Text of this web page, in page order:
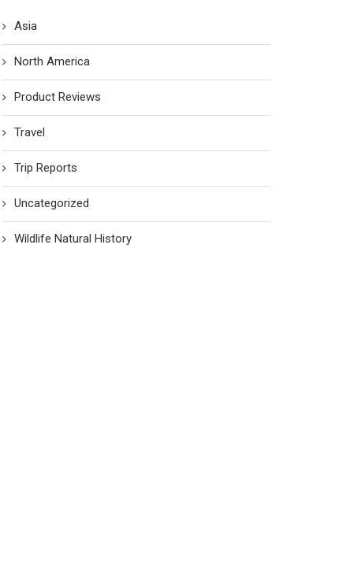
Asia
North America
Product Reviews
Travel
Trip Reports
Uncategorized
Wildlife Natural History